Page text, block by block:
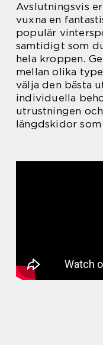
Avslutningsvis
vuxna en
populär
samtidigt som
hela kroppen.
mellan olika
välja den bästa
individuella
utrustningen
längdskidor